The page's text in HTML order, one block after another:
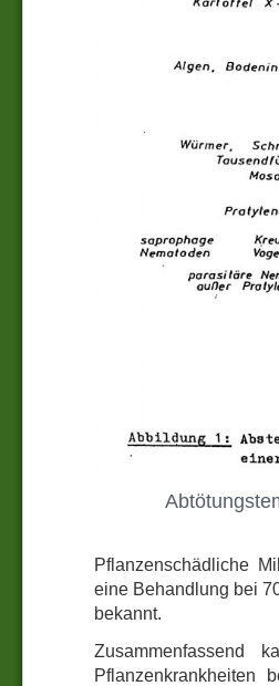
Pflanzenschädliche
eine Behandlung bei
bekannt.
Pflanzenkrankheiten